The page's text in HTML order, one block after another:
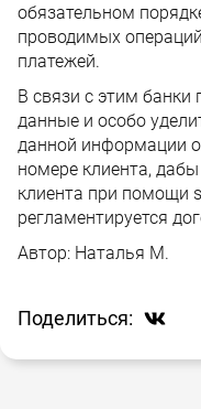
обязательном
проводимых
платежей.
В связи с этим банки
данные и особо
данной информации
номере клиента,
клиента при помощи
регламентируется
Автор: Наталья М.
Поделиться: